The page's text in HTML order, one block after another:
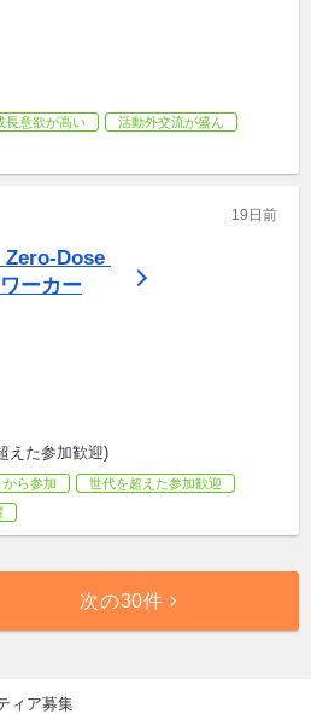
長意欲が高い
活動外交流が盛ん
19日前
Zero-Dose
ーカー
えた参加歓迎)
ら参加
世代を超えた参加歓迎
次の30件
ィア募集